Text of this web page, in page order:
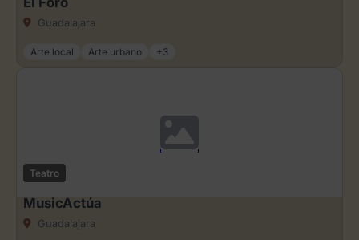
Guadalajara
Arte local Arte urbano +3
Teatro
MusicActúa
Guadalajara